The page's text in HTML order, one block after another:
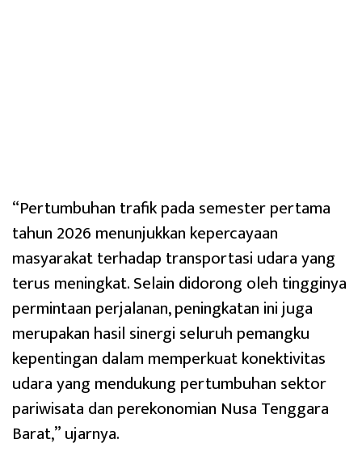
“Pertumbuhan trafik pada semester pertama
tahun 2026 menunjukkan kepercayaan
masyarakat terhadap transportasi udara yang
terus meningkat. Selain didorong oleh tingginya
permintaan perjalanan, peningkatan ini juga
merupakan hasil sinergi seluruh pemangku
kepentingan dalam memperkuat konektivitas
udara yang mendukung pertumbuhan sektor
pariwisata dan perekonomian Nusa Tenggara
Barat,” ujarnya.